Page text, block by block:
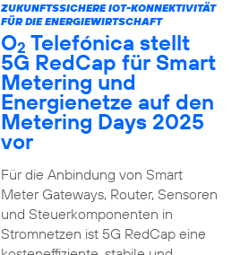
ZUKUNFTSSICHERE IOT-KONNEKTIVITÄT
FÜR DIE ENERGIEWIRTSCHAFT
O2 Telefónica stellt
5G RedCap für Smart
Metering und
Energienetze auf den
Metering Days 2025
vor
Für die Anbindung von Smart
Meter Gateways, Router, Sensoren
und Steuerkomponenten in
Stromnetzen ist 5G RedCap eine